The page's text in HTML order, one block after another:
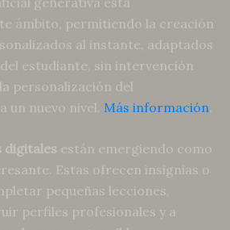
ámbito, permitiendo la creación
al instante, adaptados
estudiante, sin intervención
personalización del
un nuevo nivel. Más información
digitales están emergiendo como
Estas ofrecen insignias o
pequeñas lecciones,
perfiles profesionales y a